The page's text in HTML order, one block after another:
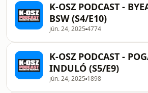
K-OSZ PODCAST -
BSW (S4/E10)
jún. 24, 2025 4774
K-OSZ PODCAST -
INDULÓ (S5/E9)
jún. 24, 2025 1898